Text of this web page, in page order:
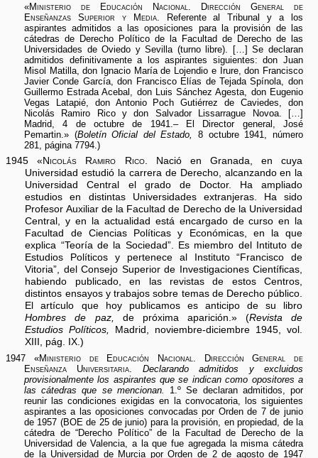
«Ministerio de Educación Nacional. Dirección General de
Enseñanzas Superior y Media.
Referente al Tribunal y a los
aspirantes admitidos a las oposiciones para la provisión de las
cátedras de Derecho Político de la Facultad de Derecho de las
Universidades de Oviedo y Sevilla (turno libre). […] Se declaran
admitidos definitivamente a los aspirantes siguientes: don Juan
Misol Matilla, don Ignacio María de Lojendio e Irure, don Francisco
Javier Conde García, don Francisco Elías de Tejada Spínola, don
Guillermo Estrada Acebal, don Luis Sánchez Agesta, don Eugenio
Vegas Latapié, don Antonio Poch Gutiérrez de Caviedes, don
Nicolás Ramiro Rico y don Salvador Lissarrague Novoa. […]
Madrid, 4 de octubre de 1941.– El Director general, José
Pemartin.» (Boletín Oficial del Estado,
8 octubre 1941, número
281, página 7794.)
1945 « Nicolás Ramiro Rico. Nació en Granada, en cuya
Universidad estudió la carrera de Derecho, alcanzando en la
Universidad Central el grado de Doctor. Ha ampliado
estudios en distintas Universidades extranjeras. Ha sido
Profesor Auxiliar de la Facultad de Derecho de la Universidad
Central, y en la actualidad está encargado de curso en la
Facultad de Ciencias Políticas y Económicas, en la que
explica “Teoría de la Sociedad”. Es miembro del Intituto de
Estudios Políticos y pertenece al Instituto “Francisco de
Vitoria”, del Consejo Superior de Investigaciones Científicas,
habiendo publicado, en las revistas de estos Centros,
distintos ensayos y trabajos sobre temas de Derecho público.
El artículo que hoy publicamos es anticipo de su libro
Hombres de paz, de próxima aparición.» (Revista de
Estudios Políticos, Madrid, noviembre-diciembre 1945, vol.
XIII, pág. IX.)
1947 «Ministerio de Educación Nacional. Dirección General de
Enseñanza Universitaria.
Declarando admitidos y excluidos
provisionalmente los aspirantes que se indican como opositores a
las cátedras que se mencionan.
1.º Se declaran admitidos, por
reunir las condiciones exigidas en la convocatoria, los siguientes
aspirantes a las oposiciones convocadas por Orden de 7 de junio
de 1957 (BOE de 25 de junio) para la provisión, en propiedad, de la
cátedra de “Derecho Político” de la Facultad de Derecho de la
Universidad de Valencia, a la que fue agregada la misma cátedra
de la Universidad de Murcia por Orden de 2 de agosto de 1947